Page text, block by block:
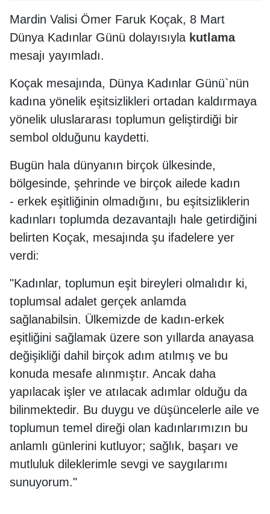
Mardin Valisi Ömer Faruk Koçak, 8 Mart
Dünya Kadınlar Günü dolayısıyla kutlama
mesajı yayımladı.
Koçak mesajında, Dünya Kadınlar Günü`nün
kadına yönelik eşitsizlikleri ortadan kaldırmaya
yönelik uluslararası toplumun geliştirdiği bir
sembol olduğunu kaydetti.
Bugün hala dünyanın birçok ülkesinde,
bölgesinde, şehrinde ve birçok ailede kadın
- erkek eşitliğinin olmadığını, bu eşitsizliklerin
kadınları toplumda dezavantajlı hale getirdiğini
belirten Koçak, mesajında şu ifadelere yer
verdi:
"Kadınlar, toplumun eşit bireyleri olmalıdır ki,
toplumsal adalet gerçek anlamda
sağlanabilsin. Ülkemizde de kadın-erkek
eşitliğini sağlamak üzere son yıllarda anayasa
değişikliği dahil birçok adım atılmış ve bu
konuda mesafe alınmıştır. Ancak daha
yapılacak işler ve atılacak adımlar olduğu da
bilinmektedir. Bu duygu ve düşüncelerle aile ve
toplumun temel direği olan kadınlarımızın bu
anlamlı günlerini kutluyor; sağlık, başarı ve
mutluluk dileklerimle sevgi ve saygılarımı
sunuyorum."